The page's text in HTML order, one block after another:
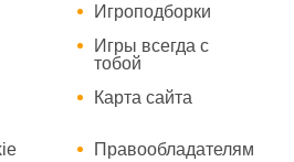
Игроподборки
Игры всегда с
тобой
Карта сайта
Правообладателям